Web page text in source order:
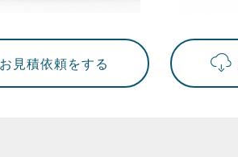
お見積依頼をする